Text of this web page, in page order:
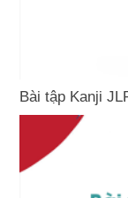
Bài tập Kanji